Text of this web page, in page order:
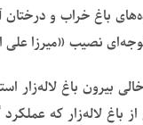
باغ خراب و
نصیب «میرزا
بیرون باغ
لاله‌زار که